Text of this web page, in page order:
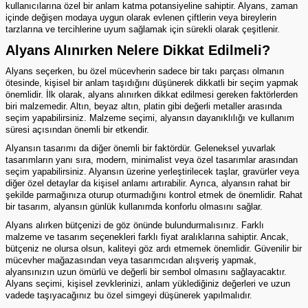
kullanıcılarına özel bir anlam katma potansiyeline sahiptir. Alyans, zaman
içinde değişen modaya uygun olarak evlenen çiftlerin veya bireylerin
tarzlarına ve tercihlerine uyum sağlamak için sürekli olarak çeşitlenir.
Alyans Alınırken Nelere Dikkat Edilmeli?
Alyans seçerken, bu özel mücevherin sadece bir takı parçası olmanın
ötesinde, kişisel bir anlam taşıdığını düşünerek dikkatli bir seçim yapmak
önemlidir. İlk olarak, alyans alınırken dikkat edilmesi gereken faktörlerden
biri malzemedir. Altın, beyaz altın, platin gibi değerli metaller arasında
seçim yapabilirsiniz. Malzeme seçimi, alyansın dayanıklılığı ve kullanım
süresi açısından önemli bir etkendir.
Alyansın tasarımı da diğer önemli bir faktördür. Geleneksel yuvarlak
tasarımların yanı sıra, modern, minimalist veya özel tasarımlar arasından
seçim yapabilirsiniz. Alyansın üzerine yerleştirilecek taşlar, gravürler veya
diğer özel detaylar da kişisel anlamı artırabilir. Ayrıca, alyansın rahat bir
şekilde parmağınıza oturup oturmadığını kontrol etmek de önemlidir. Rahat
bir tasarım, alyansın günlük kullanımda konforlu olmasını sağlar.
Alyans alırken bütçenizi de göz önünde bulundurmalısınız. Farklı
malzeme ve tasarım seçenekleri farklı fiyat aralıklarına sahiptir. Ancak,
bütçeniz ne olursa olsun, kaliteyi göz ardı etmemek önemlidir. Güvenilir bir
mücevher mağazasından veya tasarımcıdan alışveriş yapmak,
alyansınızın uzun ömürlü ve değerli bir sembol olmasını sağlayacaktır.
Alyans seçimi, kişisel zevklerinizi, anlam yüklediğiniz değerleri ve uzun
vadede taşıyacağınız bu özel simgeyi düşünerek yapılmalıdır.